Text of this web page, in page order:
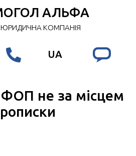
АЛЬФА
ЮРИДИЧНА КОМПАНІЯ
UA
ФОП не за місцем